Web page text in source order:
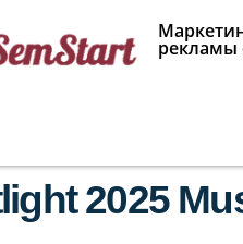
рекламы
2025